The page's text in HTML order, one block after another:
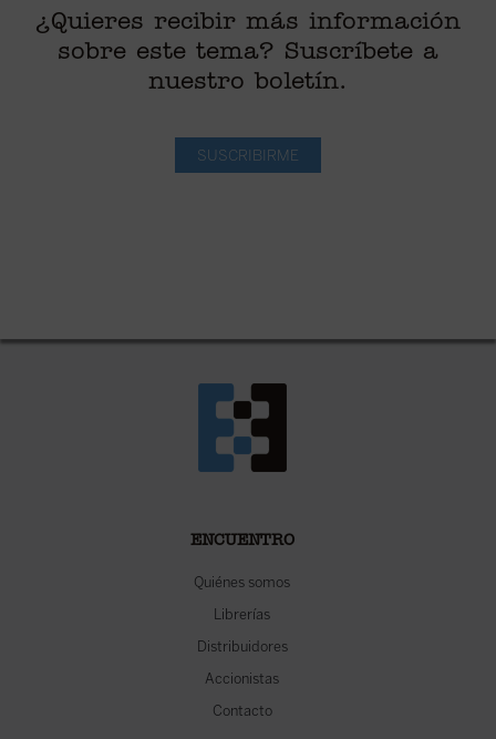
¿Quieres recibir más información
sobre este tema? Suscríbete a
nuestro boletín.
SUSCRIBIRME
ENCUENTRO
Quiénes somos
Librerías
Distribuidores
Accionistas
Contacto